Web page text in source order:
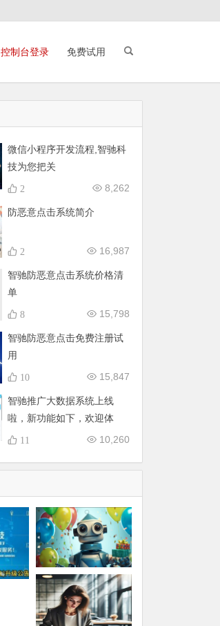
控制台登录 免费试用
微信小程序开发流程,智驰科
技为您把关
8,262
2
防恶意点击系统简介
16,987
2
智驰防恶意点击系统价格清
单
15,798
8
智驰防恶意点击免费注册试
用
15,847
10
智驰推广大数据系统上线
啦，新功能如下，欢迎体
验！
10,260
11